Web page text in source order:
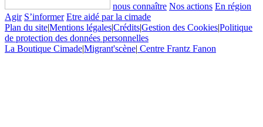
nous connaître Nos actions En région
Agir S’informer Etre aidé par la cimade
Plan du site|Mentions légales|Crédits|Gestion des Cookies|Politique
de protection des données personnelles
La Boutique Cimade|Migrant'scène| Centre Frantz Fanon